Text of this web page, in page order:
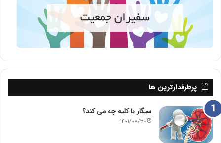
پرطرفدارترین ها
سیگار با کلیه چه می کند؟
۱۴۰۱/۰۸/۳۰